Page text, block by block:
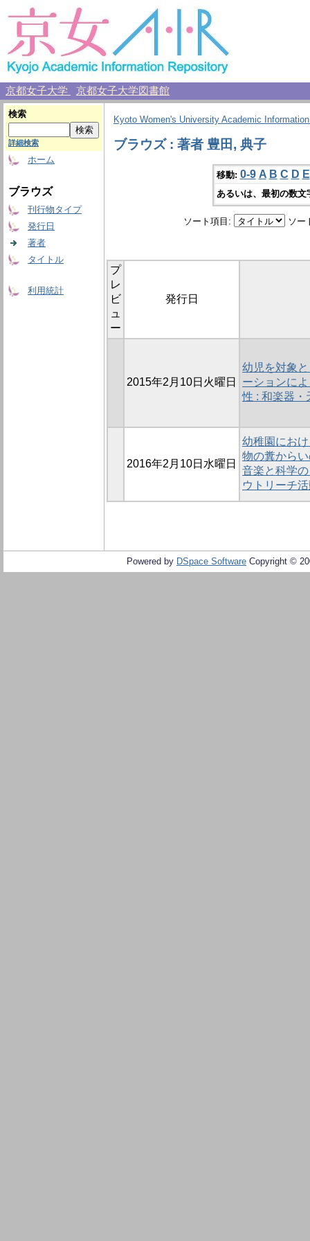
京都女子大学 京都女子大学図書館
検索
詳細検索
ホーム
ブラウズ
刊行物タイプ
発行日
著者
タイトル
利用統計
Kyoto Women's University Academic
ブラウズ : 著者 豊田, 典子
移動: 0-9 A B C D E
あるいは、最初の数
ソート項目: ソー
プ
レ
ビ
ュ
ー
発行日
2015年2月10日火曜日
幼児を対象
ーションに
性 : 和楽器・
2016年2月10日水曜日
幼稚園にお
物の糞から
音楽と科学
ウトリーチ
Powered by DSpace Software Copyright ©